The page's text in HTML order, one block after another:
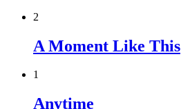
2
A Moment Like This
1
Anytime